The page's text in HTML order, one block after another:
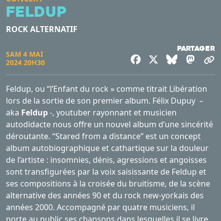
Feldup
ROCK ALTERNATIF
SAM 4 MAI
2024 20H30
Partager
FacebookBluesky
Feldup, ou “l’Enfant du rock » comme titrait Libération
lors de la sortie de son premier album. Félix Dupuy –
aka Feldup-, youtuber rayonnant et musicien
autodidacte nous offre un nouvel album d’une sincérité
déroutante. “Stared from a distance” est un concept
album autobiographique et cathartique sur la douleur
de l’artiste : insomnies, dénis, agressions et angoisses
sont transfigurées par la voix saisissante de Feldup et
ses compositions à la croisée du bruitisme, de la scène
alternative des années 90 et du rock new-yorkais des
années 2000. Accompagné par quatre musiciens, il